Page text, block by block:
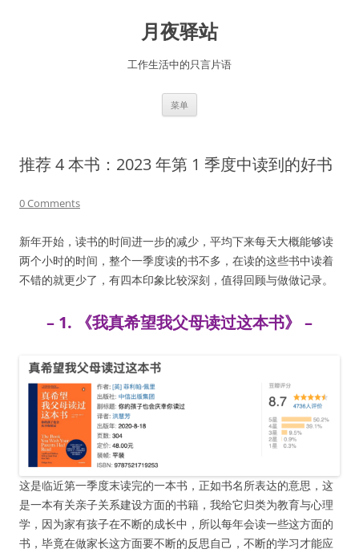
月夜驿站
工作生活中的只言片语
菜单
推荐 4 本书：2023 年第 1 季度中读到的好书
0 Comments
新年开始，读书的时间进一步的减少，平均下来每天大概能够读
两个小时的时间，整个一季度读的书不多，在读的这些书中读着
不错的就更少了，有四本印象比较深刻，值得回顾与做做记录。
– 1. 《我真希望我父母读过这本书》 –
这是临近第一季度末读完的一本书，正如书名所表达的意思，这
是一本有关亲子关系建设方面的书籍，我给它归类为教育与心理
学，因为家有孩子在不断的成长中，所以每年会读一些这方面的
书，毕竟在做家长这方面要不断的反思自己，不断的学习才能应